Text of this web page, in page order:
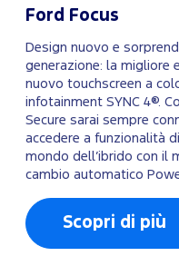
Ford Focus
Design nuovo e
generazione: la migliore
nuovo touchscreen a
infotainment SYNC 4®.
Secure sarai sempre
accedere a funzionalità
mondo dell’ibrido con il
cambio automatico
Scopri di più